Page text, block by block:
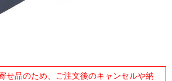
せ品のため、ご注文後のキャンセルや納